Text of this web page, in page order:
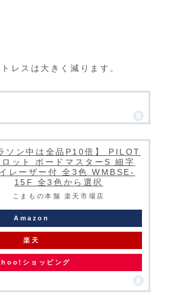
レスは大きく減ります。
ソン中は全品P10倍】 PILOT
ロット ボードマスターS 細字
レーザー付 全3色 WMBSE-
15F 全3色から選択
こまもの本舗 楽天市場店
Amazon
楽天
ショッピング